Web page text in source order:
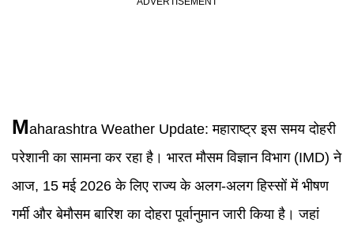
Maharashtra Weather Update:महाराष्ट्र इस समय दोहरी
परेशानी का सामना कर रहा है। भारत मौसम विज्ञान विभाग (IMD) ने
आज, 15 मई 2026 के लिए राज्य के अलग-अलग हिस्सों में भीषण
गर्मी और बेमौसम बारिश का दोहरा पूर्वानुमान जारी किया है। जहां